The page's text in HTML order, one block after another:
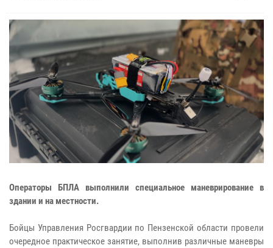
Операторы БПЛА выполнили специальное маневрирование в
здании и на местности.
Бойцы Управления Росгвардии по Пензенской области провели
очередное практическое занятие, выполнив различные маневры